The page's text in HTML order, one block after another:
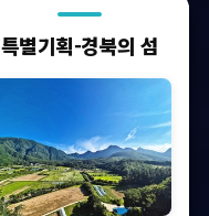
특별기획-경북의 섬